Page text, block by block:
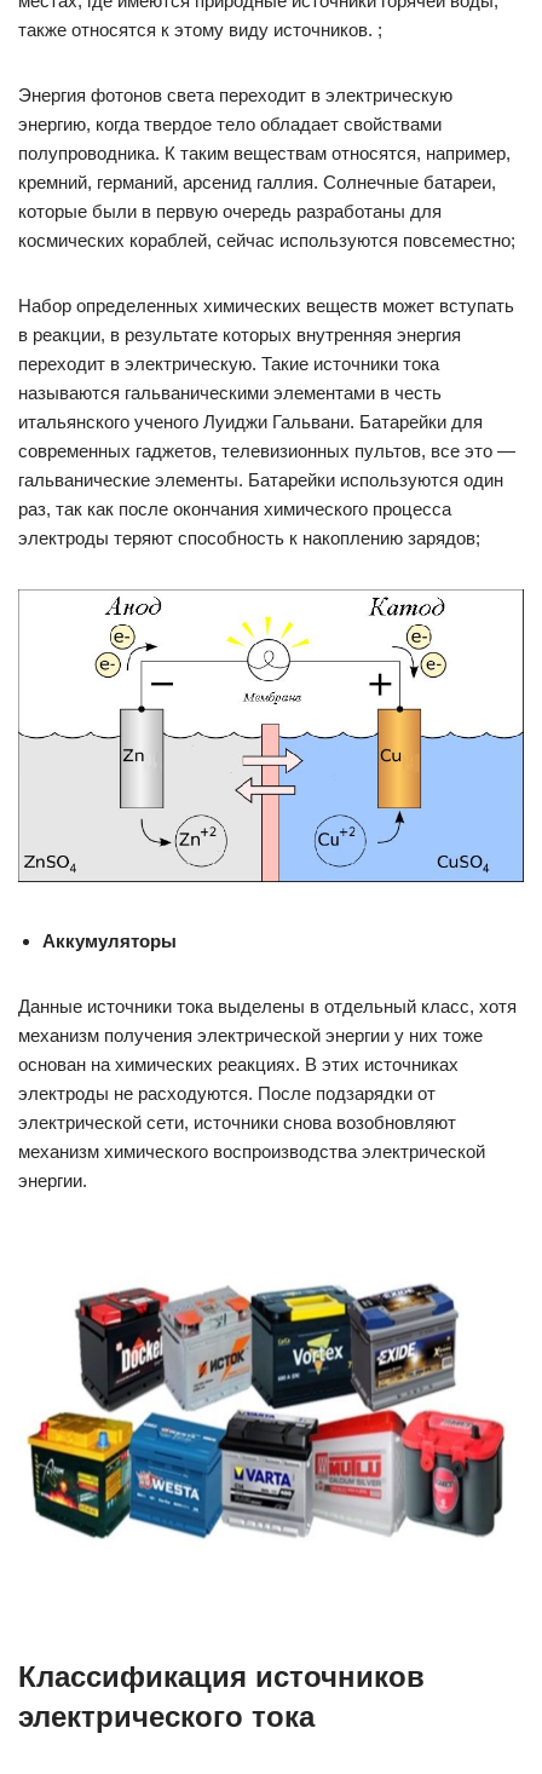
также относятся к этому виду источников. ;
Энергия фотонов света переходит в электрическую
энергию, когда твердое тело обладает свойствами
полупроводника. К таким веществам относятся, например,
кремний, германий, арсенид галлия. Солнечные батареи,
которые были в первую очередь разработаны для
космических кораблей, сейчас используются повсеместно;
Набор определенных химических веществ может вступать
в реакции, в результате которых внутренняя энергия
переходит в электрическую. Такие источники тока
называются гальваническими элементами в честь
итальянского ученого Луиджи Гальвани. Батарейки для
современных гаджетов, телевизионных пультов, все это —
гальванические элементы. Батарейки используются один
раз, так как после окончания химического процесса
электроды теряют способность к накоплению зарядов;
Аккумуляторы
Данные источники тока выделены в отдельный класс, хотя
механизм получения электрической энергии у них тоже
основан на химических реакциях. В этих источниках
электроды не расходуются. После подзарядки от
электрической сети, источники снова возобновляют
механизм химического воспроизводства электрической
энергии.
Классификация источников
электрического тока